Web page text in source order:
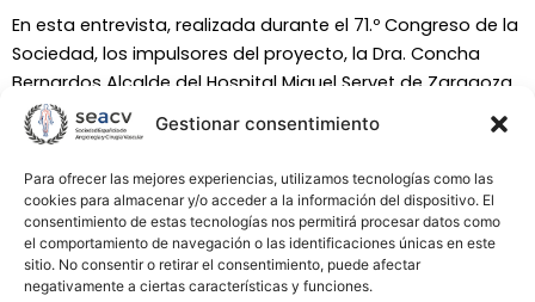
Gestionar consentimiento
Para ofrecer las mejores experiencias, utilizamos tecnologías como las
cookies para almacenar y/o acceder a la información del dispositivo. El
consentimiento de estas tecnologías nos permitirá procesar datos como
el comportamiento de navegación o las identificaciones únicas en este
sitio. No consentir o retirar el consentimiento, puede afectar
negativamente a ciertas características y funciones.
En esta entrevista, realizada durante el 71.º Congreso de la
Sociedad, los impulsores del proyecto, la Dra. Concha
Bernardos Alcalde del Hospital Miguel Servet de Zaragoza
y el Dr. Jaume Julia Montoya, de Palma de Mallorca,
explican cómo surgió esta iniciativa, cuáles son sus
objetivos y qué supondrá para los profesionales que
participen.
Si quieres conocer todos los detalles y formar parte de
esta primera experiencia, te invitamos a ver la entrevista y